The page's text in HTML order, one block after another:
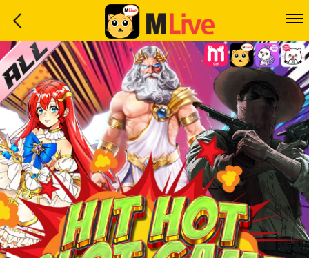
Home
Event
LuckyGame
WinwinCoin
Debit
Mdoll
Help
Support